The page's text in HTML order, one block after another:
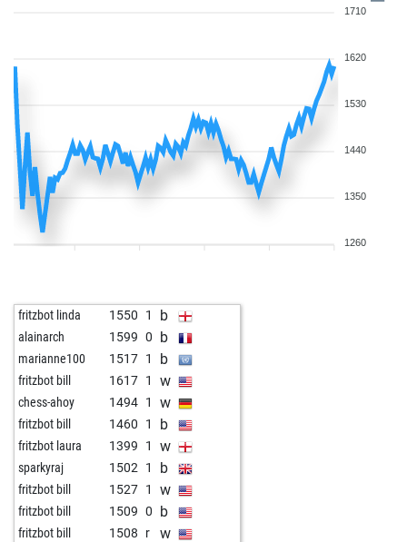
1710
1620
1530
1440
1350
1260
fritzbot linda 1550 1 b
alainarch 1599 0 b
marianne100 1517 1 b
fritzbot bill 1617 1 w
chess-ahoy 1494 1 w
fritzbot bill 1460 1 b
fritzbot laura 1399 1 w
sparkyraj 1502 1 b
fritzbot bill 1527 1 w
fritzbot bill 1509 0 b
fritzbot bill 1508 r w